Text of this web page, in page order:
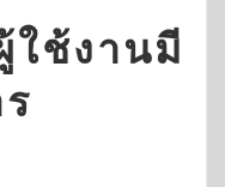
ใช้งานมี